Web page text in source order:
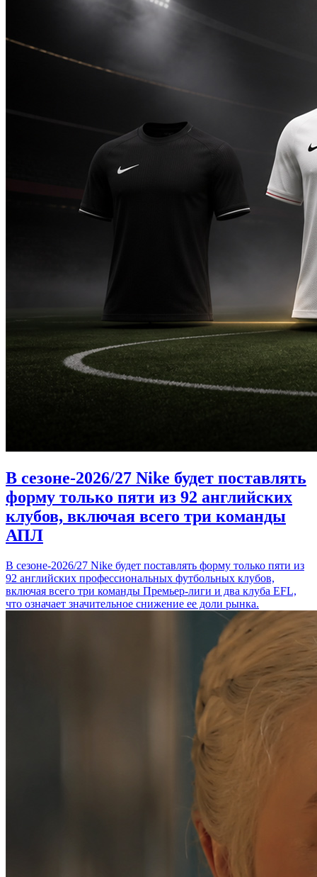
В сезоне-2026/27 Nike будет поставлять
форму только пяти из 92 английских
клубов, включая всего три команды
АПЛ
В сезоне-2026/27 Nike будет поставлять форму только пяти из
92 английских профессиональных футбольных клубов,
включая всего три команды Премьер-лиги и два клуба EFL,
что означает значительное снижение ее доли рынка.